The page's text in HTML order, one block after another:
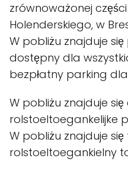
zrównoważonej
Holenderskiego, w
W pobliżu znajduje
dostępny dla
bezpłatny parking
W pobliżu znajduje się
rolstoeltoegankelijke
W pobliżu znajduje się
rolstoeltoegankielny